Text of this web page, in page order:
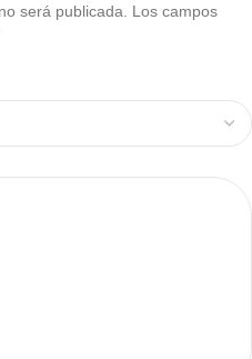
será publicada.
Los campos